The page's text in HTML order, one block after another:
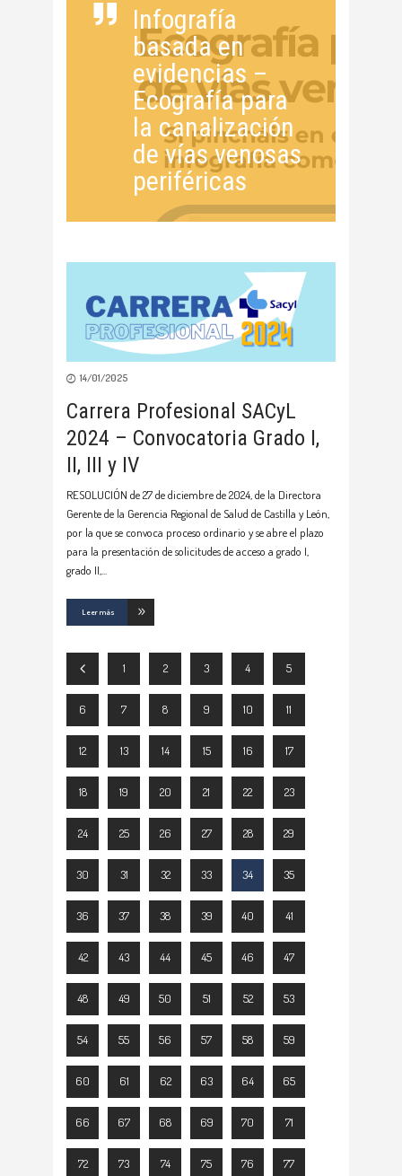
Infografía
basada en
evidencias –
Ecografía para
la canalización
de vías venosas
periféricas
14/01/2025
Carrera Profesional SACyL
2024 – Convocatoria Grado I,
II, III y IV
RESOLUCIÓN de 27 de diciembre de 2024, de la Directora
Gerente de la Gerencia Regional de Salud de Castilla y León,
por la que se convoca proceso ordinario y se abre el plazo
para la presentación de solicitudes de acceso a grado I,
grado II,
Leer más
1 2 3 4 5
6 7 8 9 10 11
12 13 14 15 16 17
18 19 20 21 22 23
24 25 26 27 28 29
30 31 32 33 34 35
36 37 38 39 40 41
42 43 44 45 46 47
48 49 50 51 52 53
54 55 56 57 58 59
60 61 62 63 64 65
66 67 68 69 70 71
72 73 74 75 76 77